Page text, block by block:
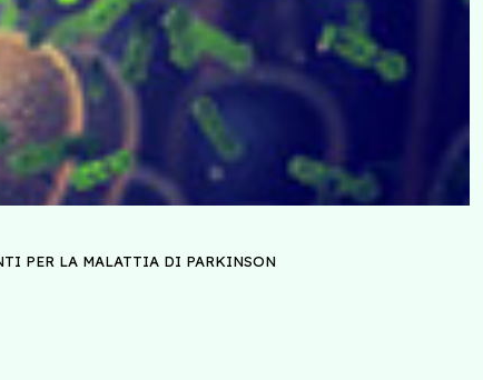
PER LA MALATTIA DI PARKINSON